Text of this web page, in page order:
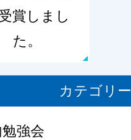
賞しまし
た。
カテゴリー
強会